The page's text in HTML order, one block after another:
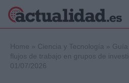
Home » Ciencia y Tecnología »
flujos de trabajo en grupos de
01/07/2026